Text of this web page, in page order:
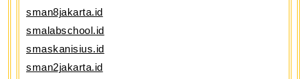
sman8jakarta.id
smalabschool.id
smaskanisius.id
sman2jakarta.id